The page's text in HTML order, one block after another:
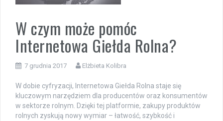
W czym może pomóc
Internetowa Giełda Rolna?
7 grudnia 2017 Elżbieta Kolibra
W dobie cyfryzacji, Internetowa Giełda Rolna staje się
kluczowym narzędziem dla producentów oraz konsumentów
w sektorze rolnym. Dzięki tej platformie, zakupy produktów
rolnych zyskują nowy wymiar – łatwość, szybkość i